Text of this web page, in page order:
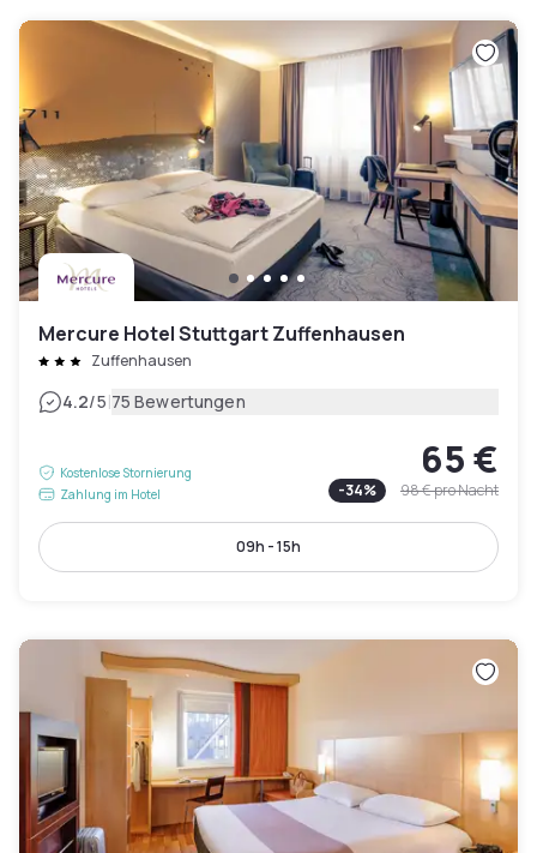
Mercure Hotel Stuttgart Zuffenhausen
Zuffenhausen
4.2/5|75 Bewertungen
Kostenlose Stornierung
Zahlung im Hotel
65 €
-34% 98 €pro Nacht
09h - 15h